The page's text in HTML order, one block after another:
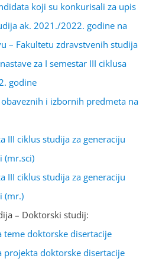
koji su konkurisali za upis
ak. 2021./2022. godine na
– Fakultetu zdravstvenih studija
za I semestar III ciklusa
godine
i izbornih predmeta na
III ciklus studija za generaciju
(mr.sci)
III ciklus studija za generaciju
(mr.)
– Doktorski studij:
teme doktorske disertacije
projekta doktorske disertacije